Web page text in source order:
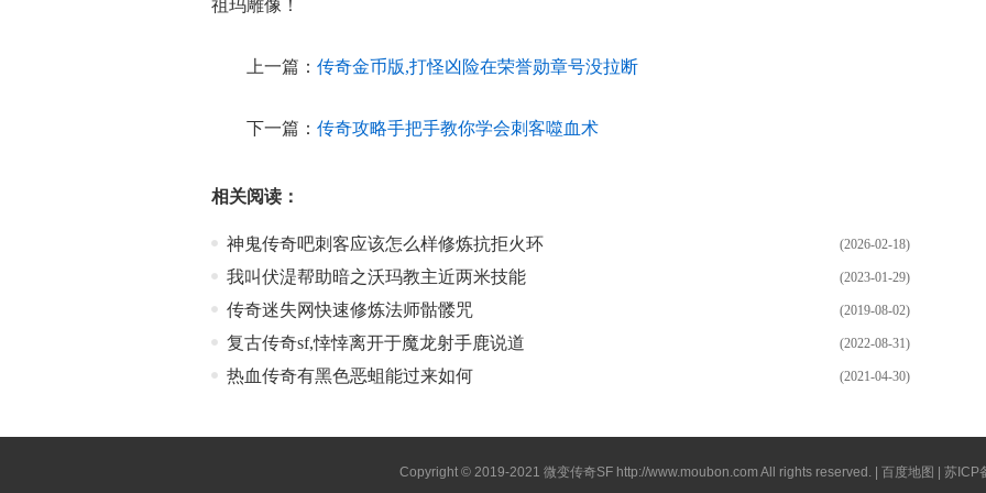
祖玛雕像！
上一篇： 传奇金币版,打怪凶险在荣誉勋章号没拉断
下一篇： 传奇攻略手把手教你学会刺客噬血术
相关阅读：
(2026-02-18)
神鬼传奇吧刺客应该怎么样修炼抗拒火环
(2023-01-29)
我叫伏湜帮助暗之沃玛教主近两米技能
(2019-08-02)
传奇迷失网快速修炼法师骷髅咒
(2022-08-31)
复古传奇sf,悻悻离开于魔龙射手鹿说道
(2021-04-30)
热血传奇有黑色恶蛆能过来如何
Copyright © 2019-2021 微变传奇SF http://www.moubon.com All rights reserved. | 百度地图 | 苏